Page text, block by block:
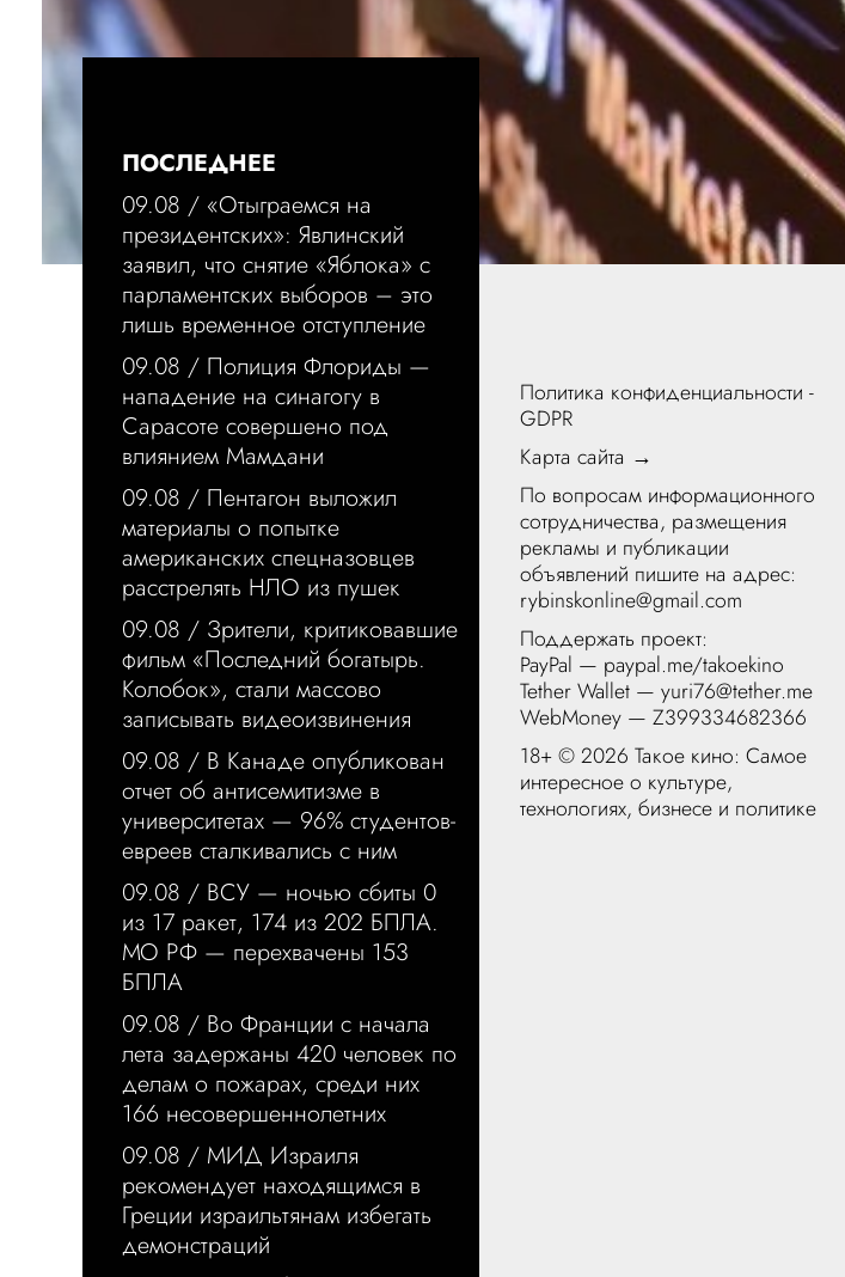
ПОСЛЕДНЕЕ
09.08 / «Отыграемся на
президентских»: Явлинский
заявил, что снятие «Яблока» с
парламентских выборов – это
лишь временное отступление
09.08 / Полиция Флориды —
нападение на синагогу в
Сарасоте совершено под
влиянием Мамдани
09.08 / Пентагон выложил
материалы о попытке
американских спецназовцев
расстрелять НЛО из пушек
09.08 / Зрители, критиковавшие
фильм «Последний богатырь.
Колобок», стали массово
записывать видеоизвинения
09.08 / В Канаде опубликован
отчет об антисемитизме в
университетах — 96% студентов-
евреев сталкивались с ним
09.08 / ВСУ — ночью сбиты 0
из 17 ракет, 174 из 202 БПЛА.
МО РФ — перехвачены 153
БПЛА
09.08 / Во Франции с начала
лета задержаны 420 человек по
делам о пожарах, среди них
166 несовершеннолетних
09.08 / МИД Израиля
рекомендует находящимся в
Греции израильтянам избегать
демонстраций
Политика конфиденциальности -
GDPR
Карта сайта →
По вопросам информационного
сотрудничества, размещения
рекламы и публикации
объявлений пишите на адрес:
rybinskonline@gmail.com
Поддержать проект:
PayPal — paypal.me/takoekino
Tether Wallet — yuri76@tether.me
WebMoney — Z399334682366
18+ ©2026 Такое кино: Самое
интересное о культуре,
технологиях, бизнесе и политике